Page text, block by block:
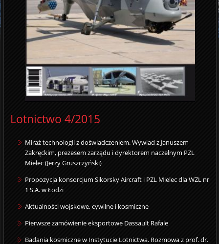
Lotnictwo 4/2015
Miraż technologii z doświadczeniem. Wywiad z Januszem
Zakręckim, prezesem zarządu i dyrektorem naczelnym PZL
Mielec (Jerzy Gruszczyński)
Propozycja konsorcjum Sikorsky Aircraft i PZL Mielec dla WZL nr
1 S.A. w Łodzi
Aktualności wojskowe, cywilne i kosmiczne
Pierwsze zamówienie eksportowe Dassault Rafale
Badania kosmiczne w Instytucie Lotnictwa. Rozmowa z prof. dr.